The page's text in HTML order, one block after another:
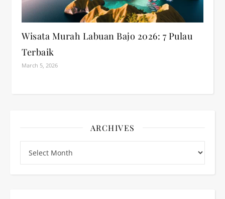
Wisata Murah Labuan Bajo 2026: 7 Pulau
Terbaik
March 5, 2026
ARCHIVES